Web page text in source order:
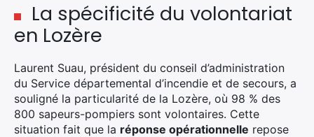
La spécificité du volontariat
en Lozère
Laurent Suau, président du conseil d’administration
du Service départemental d’incendie et de secours, a
souligné la particularité de la Lozère, où 98 % des
800 sapeurs-pompiers sont volontaires. Cette
situation fait que la réponse opérationnelle repose